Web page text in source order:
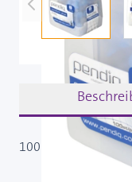
100 sterile